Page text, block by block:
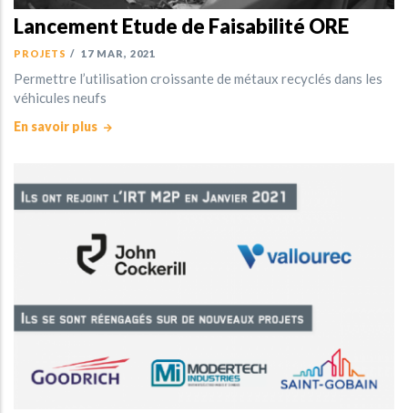
Lancement Etude de Faisabilité ORE
PROJETS / 17 MAR, 2021
Permettre l’utilisation croissante de métaux recyclés dans les
véhicules neufs
En savoir plus